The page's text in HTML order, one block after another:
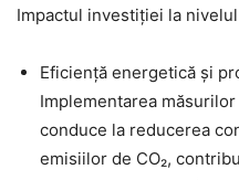
Impactul investiției la
Eficiență energetică și
Implementarea
conduce la reducerea
emisiilor de CO₂,